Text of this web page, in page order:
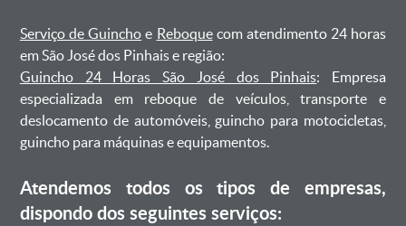
Serviço de Guincho e Reboquecom atendimento 24 horas
em São José dos Pinhais e região:
Guincho 24 Horas São José dos Pinhais: Empresa
especializada em reboque de veículos, transporte e
deslocamento de automóveis, guincho para motocicletas,
guincho para máquinas e equipamentos.
Atendemos todos os tipos de empresas,
dispondo dos seguintes serviços: